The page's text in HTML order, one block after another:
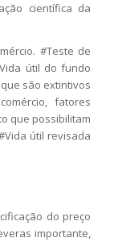
científica da
#Teste de
útil do fundo
são extintivos
fatores
que possibilitam
útil revisada
do preço
importante,